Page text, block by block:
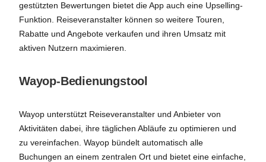
gestützten Bewertungen bietet die App auch eine Upselling-
Funktion. Reiseveranstalter können so weitere Touren,
Rabatte und Angebote verkaufen und ihren Umsatz mit
aktiven Nutzern maximieren.
Wayop-Bedienungstool
Wayop unterstützt Reiseveranstalter und Anbieter von
Aktivitäten dabei, ihre täglichen Abläufe zu optimieren und
zu vereinfachen. Wayop bündelt automatisch alle
Buchungen an einem zentralen Ort und bietet eine einfache,